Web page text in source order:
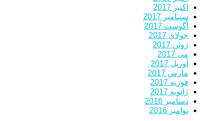
اکتبر 2017
سپتامبر 2017
آگوست 2017
جولای 2017
ژوئن 2017
می 2017
آوریل 2017
مارس 2017
فوریه 2017
ژانویه 2017
دسامبر 2016
نوامبر 2016